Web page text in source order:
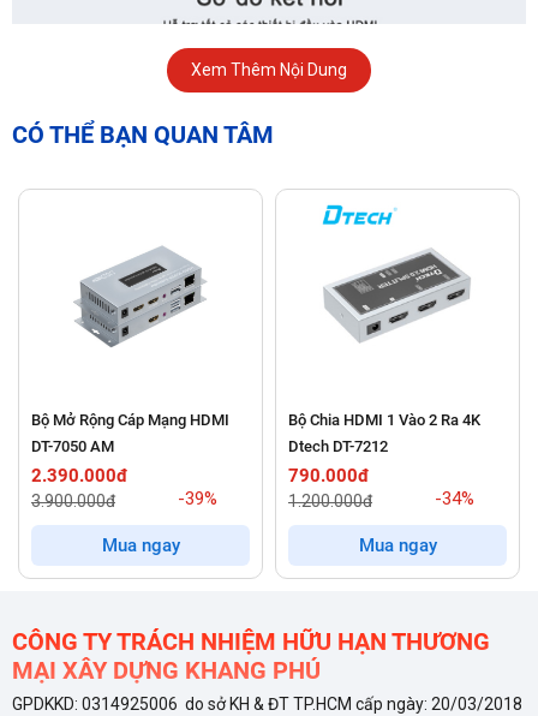
Các Đặc Điểm Nổi Bật Của Bộ Chia HDMI Dtech DT-
Bộ chia DT-7142A được thiết kế không chỉ để thực hiện chức
năng chia tín hiệu mà còn tập trung vào độ bền, sự ổn định và
Xem Thêm Nội Dung
CÓ THỂ BẠN QUAN TÂM
Bộ Mở Rộng Cáp Mạng HDMI
DT-7050 AM
2.390.000đ
3.900.000đ -39%
Mua ngay
Bộ Chia HDMI 1 Vào 2 Ra 4K
Dtech DT-7212
790.000đ
1.200.000đ -34%
Mua ngay
CÔNG TY TRÁCH NHIỆM HỮU HẠN THƯƠNG
MẠI XÂY DỰNG KHANG PHÚ
GPDKKD: 0314925006 do sở KH & ĐT TP.HCM cấp ngày: 20/03/2018